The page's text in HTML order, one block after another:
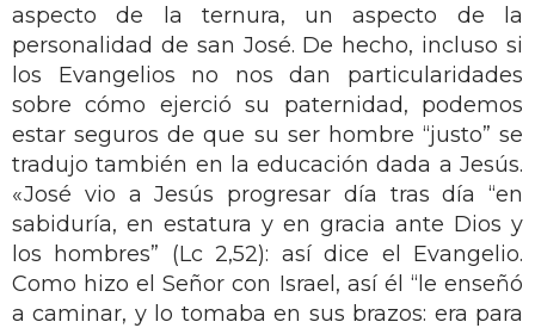
aspecto de la ternura, un aspecto de la
personalidad de san José. De hecho, incluso si
los Evangelios no nos dan particularidades
sobre cómo ejerció su paternidad, podemos
estar seguros de que su ser hombre “justo” se
tradujo también en la educación dada a Jesús.
«José vio a Jesús progresar día tras día “en
sabiduría, en estatura y en gracia ante Dios y
los hombres” (Lc 2,52): así dice el Evangelio.
Como hizo el Señor con Israel, así él “le enseñó
a caminar, y lo tomaba en sus brazos: era para